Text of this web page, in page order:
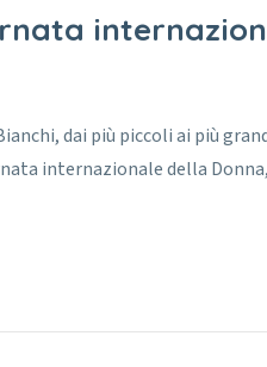
dai più piccoli ai più
internazionale della Donna,